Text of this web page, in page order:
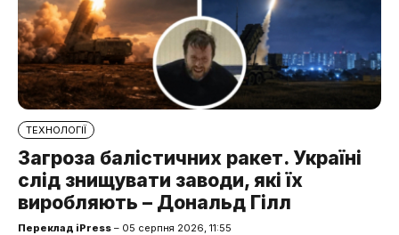
ТЕХНОЛОГІЇ
Загроза балістичних ракет. Україні
слід знищувати заводи, які їх
виробляють – Дональд Гілл
Переклад iPress – 05 серпня 2026, 11:55